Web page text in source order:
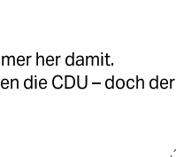
her damit.
die CDU – doch der